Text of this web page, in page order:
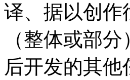
译、据以创作
（整体或部
后开发的其